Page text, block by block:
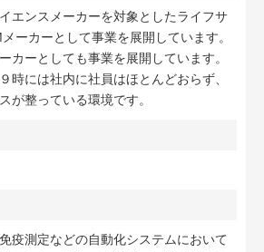
エンスメーカーを対象としたライフサ
ーカーとして事業を展開しています。
カーとしても事業を展開しています。
時には社内に社員はほとんどおらず、
が整っている環境です。
疫測定などの自動化システムにおいて